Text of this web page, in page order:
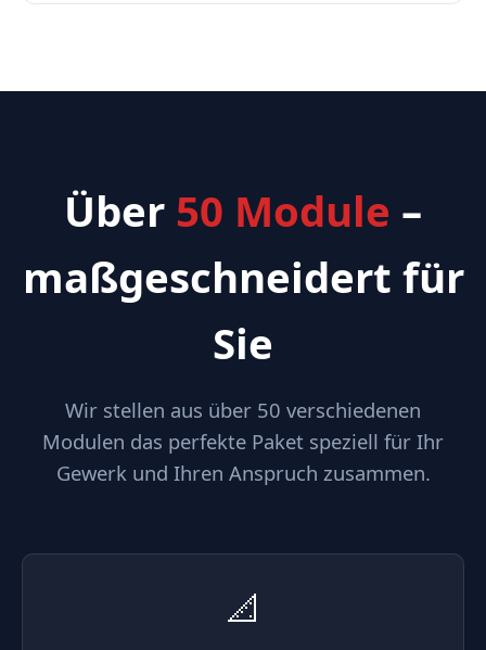
Über 50 Module –
maßgeschneidert für
Sie
Wir stellen aus über 50 verschiedenen
Modulen das perfekte Paket speziell für Ihr
Gewerk und Ihren Anspruch zusammen.
📐